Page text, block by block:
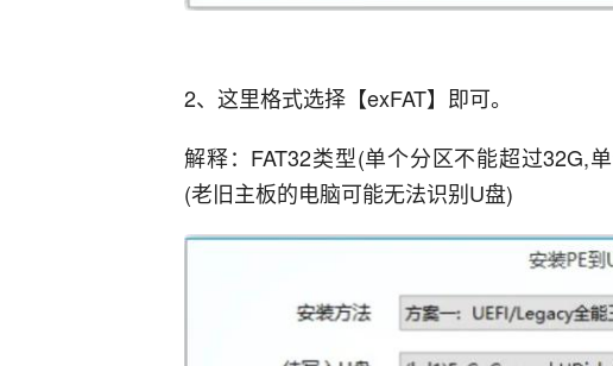
2、这里格式选择【exFAT】即可。
解释：FAT32类型(单个分区不能超过32G,
(老旧主板的电脑可能无法识别U盘)